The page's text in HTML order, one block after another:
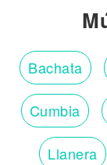
Bachata
Cumbia
Llanera